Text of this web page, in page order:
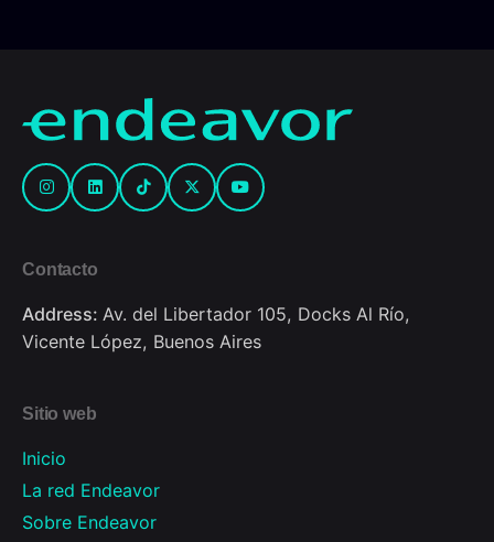
Contacto
Address: Av. del Libertador 105, Docks Al Río,
Vicente López, Buenos Aires
Sitio web
Inicio
La red Endeavor
Sobre Endeavor